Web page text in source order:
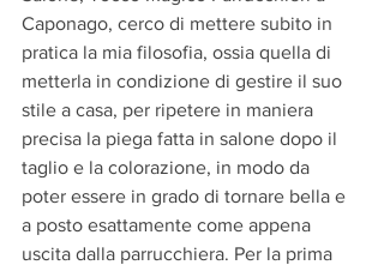
Caponago, cerco di mettere subito in
pratica la mia filosofia, ossia quella di
metterla in condizione di gestire il suo
stile a casa, per ripetere in maniera
precisa la piega fatta in salone dopo il
taglio e la colorazione, in modo da
poter essere in grado di tornare bella e
a posto esattamente come appena
uscita dalla parrucchiera. Per la prima